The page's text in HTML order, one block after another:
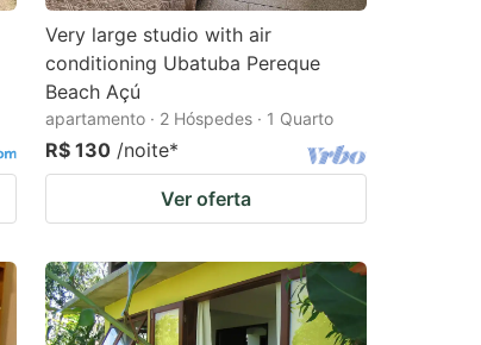
Very large studio with air
conditioning Ubatuba Pereque
Beach Açú
apartamento · 2 Hóspedes · 1 Quarto
R$ 130 /noite*
Ver oferta